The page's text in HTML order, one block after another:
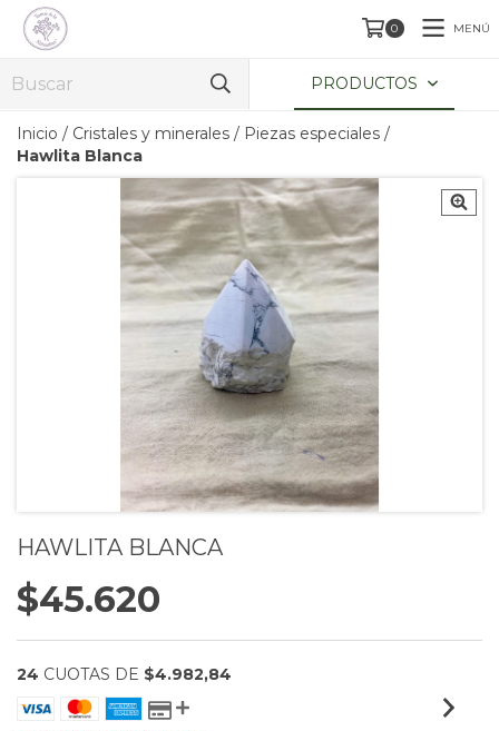
0 MENÚ
PRODUCTOS
Inicio / Cristales y minerales / Piezas especiales /
Hawlita Blanca
HAWLITA BLANCA
$45.620
24 CUOTAS DE $4.982,84